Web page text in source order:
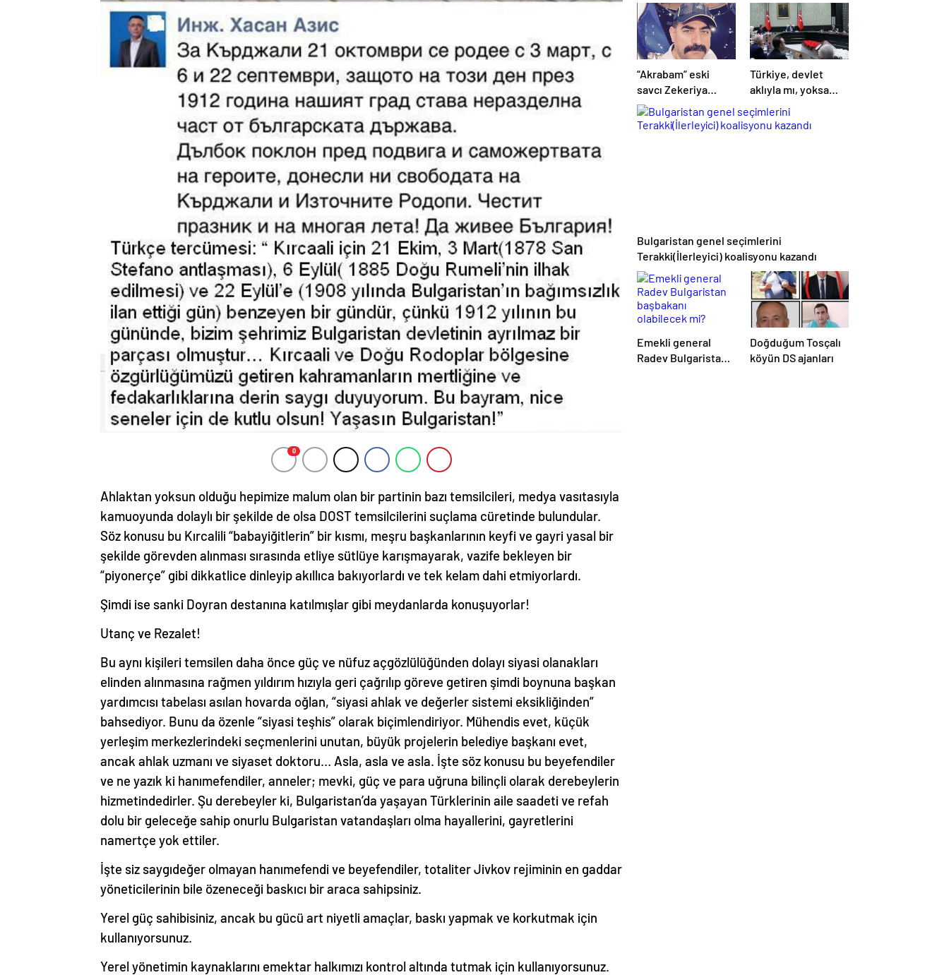
0
Ahlaktan yoksun olduğu hepimize malum olan bir partinin bazı temsilcileri, medya vasıtasıyla
kamuoyunda dolaylı bir şekilde de olsa DOST temsilcilerini suçlama cüretinde bulundular.
Söz konusu bu Kırcalili “babayiğitlerin” bir kısmı, meşru başkanlarının keyfi ve gayri yasal bir
şekilde görevden alınması sırasında etliye sütlüye karışmayarak, vazife bekleyen bir
“piyonerçe” gibi dikkatlice dinleyip akıllıca bakıyorlardı ve tek kelam dahi etmiyorlardı.
Şimdi ise sanki Doyran destanına katılmışlar gibi meydanlarda konuşuyorlar!
Utanç ve Rezalet!
Bu aynı kişileri temsilen daha önce güç ve nüfuz açgözlülüğünden dolayı siyasi olanakları
elinden alınmasına rağmen yıldırım hızıyla geri çağrılıp göreve getiren şimdi boynuna başkan
yardımcısı tabelası asılan hovarda oğlan, “siyasi ahlak ve değerler sistemi eksikliğinden”
bahsediyor. Bunu da özenle “siyasi teşhis” olarak biçimlendiriyor. Mühendis evet, küçük
yerleşim merkezlerindeki seçmenlerini unutan, büyük projelerin belediye başkanı evet,
ancak ahlak uzmanı ve siyaset doktoru… Asla, asla ve asla. İşte söz konusu bu beyefendiler
ve ne yazık ki hanımefendiler, anneler; mevki, güç ve para uğruna bilinçli olarak derebeylerin
hizmetindedirler. Şu derebeyler ki, Bulgaristan’da yaşayan Türklerinin aile saadeti ve refah
dolu bir geleceğe sahip onurlu Bulgaristan vatandaşları olma hayallerini, gayretlerini
namertçe yok ettiler.
İşte siz saygıdeğer olmayan hanımefendi ve beyefendiler, totaliter Jivkov rejiminin en gaddar
yöneticilerinin bile özeneceği baskıcı bir araca sahipsiniz.
Yerel güç sahibisiniz, ancak bu gücü art niyetli amaçlar, baskı yapmak ve korkutmak için
kullanıyorsunuz.
Yerel yönetimin kaynaklarını emektar halkımızı kontrol altında tutmak için kullanıyorsunuz.
“Akrabam” eski
savcı Zekeriya
Öz’ün aymazlığı
Türkiye, devlet
aklıyla mı, yoksa
hemşerilik aklıyla
mı yönetiliyor?
Bulgaristan genel seçimlerini
Terakki(İlerleyici) koalisyonu kazandı
Emekli general
Radev Bulgaristan
Doğduğum Tosçalı
köyün DS ajanları